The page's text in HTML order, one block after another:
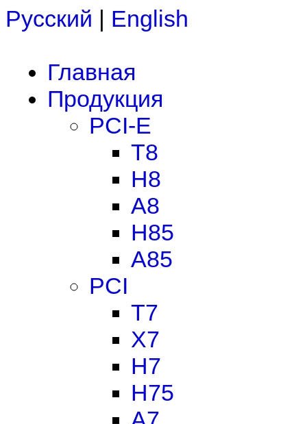
Русский | English
Главная
Продукция
PCI-E
T8
H8
A8
H85
A85
PCI
T7
X7
H7
H75